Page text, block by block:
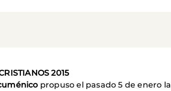
2015
propuso el pasado 5 de enero la